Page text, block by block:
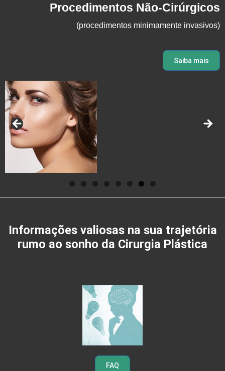
Procedimentos Não-Cirúrgicos
(procedimentos minimamente invasivos)
Saiba mais
Informações valiosas na sua trajetória
rumo ao sonho da Cirurgia Plástica
FAQ